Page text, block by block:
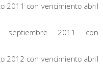
2011 con vencimiento abril
septiembre 2011 con
2012 con vencimiento abril